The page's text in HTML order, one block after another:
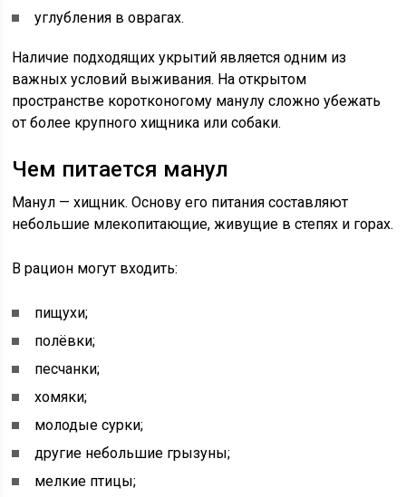
углубления в оврагах.
Наличие подходящих укрытий является одним из
важных условий выживания. На открытом
пространстве коротконогому манулу сложно убежать
от более крупного хищника или собаки.
Чем питается манул
Манул — хищник. Основу его питания составляют
небольшие млекопитающие, живущие в степях и горах.
В рацион могут входить:
пищухи;
полёвки;
песчанки;
хомяки;
молодые сурки;
другие небольшие грызуны;
мелкие птицы;